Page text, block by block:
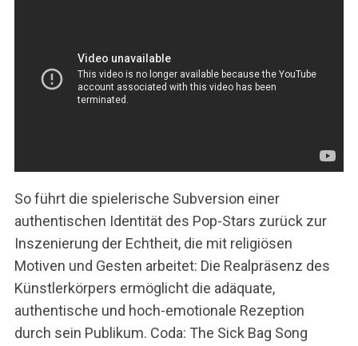
So führt die spielerische Subversion einer
authentischen Identität des Pop-Stars zurück zur
Inszenierung der Echtheit, die mit religiösen
Motiven und Gesten arbeitet: Die Realpräsenz des
Künstlerkörpers ermöglicht die adäquate,
authentische und hoch-emotionale Rezeption
durch sein Publikum. Coda: The Sick Bag Song